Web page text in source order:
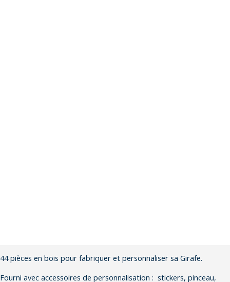
44 pièces en bois pour fabriquer et personnaliser sa Girafe.
Fourni avec accessoires de personnalisation : stickers, pinceau,